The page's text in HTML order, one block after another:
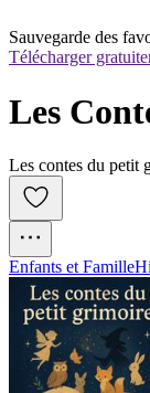
Sauvegarde des
Télécharger
Les
Les contes du petit
Enfants et Famille